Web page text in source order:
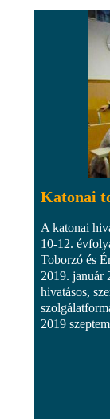
Katonai
A katonai
10-12.
Toborzó és
2019. január
hivatásos,
2019